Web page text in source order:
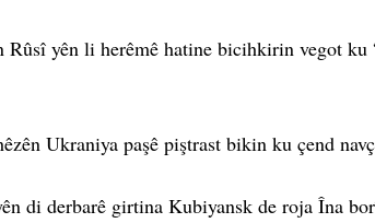
Rûsî yên li herêmê hatine bicihkirin vegot
Ukraniya paşê piştrast bikin ku çend
di derbarê girtina Kubiyansk de roja Îna